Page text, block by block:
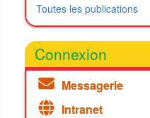
Toutes les publications
Connexion
Messagerie
Intranet